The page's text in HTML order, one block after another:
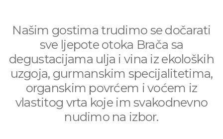
Našim gostima trudimo se dočarati
sve ljepote otoka Brača sa
degustacijama ulja i vina iz ekoloških
uzgoja, gurmanskim specijalitetima,
organskim povrćem i voćem iz
vlastitog vrta koje im svakodnevno
nudimo na izbor.